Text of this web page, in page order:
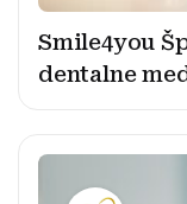
Smile4you
dentalne